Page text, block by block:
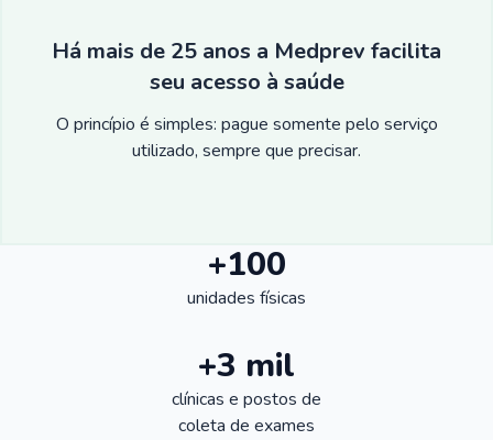
Há mais de 25 anos a Medprev facilita
seu acesso à saúde
O princípio é simples: pague somente pelo serviço
utilizado, sempre que precisar.
+100
unidades físicas
+3 mil
clínicas e postos de
coleta de exames